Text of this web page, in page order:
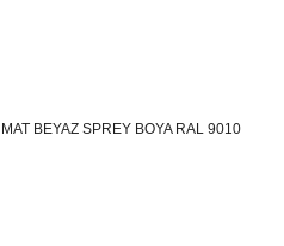
BEYAZ SPREY BOYA RAL 9010